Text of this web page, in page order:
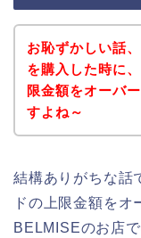
お恥ずかしい話
を購入した時に
限金額をオーバ
すよね～
結構ありがちな話
ドの上限金額をオ
BELMISEのお店